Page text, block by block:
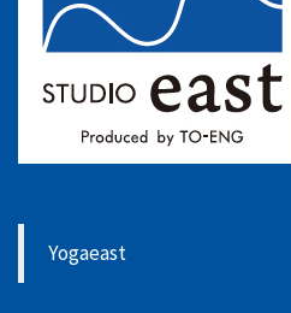
Yogaeast